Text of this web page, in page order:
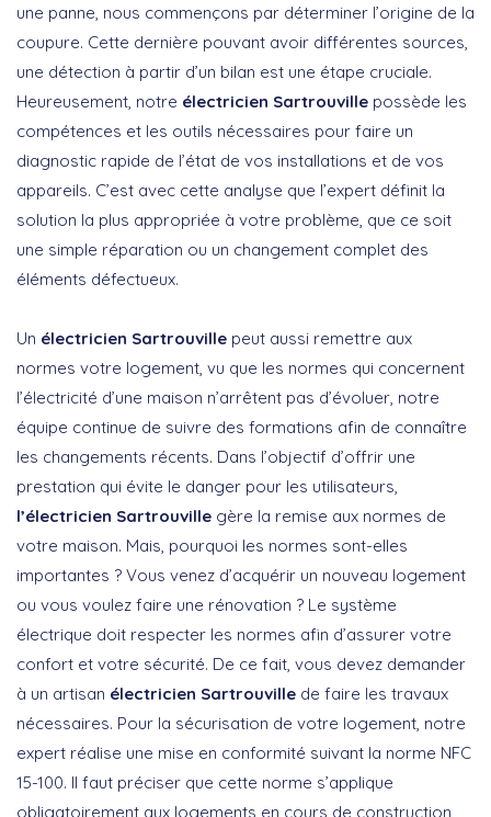
une panne, nous commençons par déterminer l’origine de la
coupure. Cette dernière pouvant avoir différentes sources,
une détection à partir d’un bilan est une étape cruciale.
Heureusement, notre électricien Sartrouville possède les
compétences et les outils nécessaires pour faire un
diagnostic rapide de l’état de vos installations et de vos
appareils. C’est avec cette analyse que l’expert définit la
solution la plus appropriée à votre problème, que ce soit
une simple réparation ou un changement complet des
éléments défectueux.
Un électricien Sartrouville peut aussi remettre aux
normes votre logement, vu que les normes qui concernent
l’électricité d’une maison n’arrêtent pas d’évoluer, notre
équipe continue de suivre des formations afin de connaître
les changements récents. Dans l’objectif d’offrir une
prestation qui évite le danger pour les utilisateurs,
l’électricien Sartrouville gère la remise aux normes de
votre maison. Mais, pourquoi les normes sont-elles
importantes ? Vous venez d’acquérir un nouveau logement
ou vous voulez faire une rénovation ? Le système
électrique doit respecter les normes afin d’assurer votre
confort et votre sécurité. De ce fait, vous devez demander
à un artisan électricien Sartrouville de faire les travaux
nécessaires. Pour la sécurisation de votre logement, notre
expert réalise une mise en conformité suivant la norme NFC
15-100. Il faut préciser que cette norme s’applique
obligatoirement aux logements en cours de construction